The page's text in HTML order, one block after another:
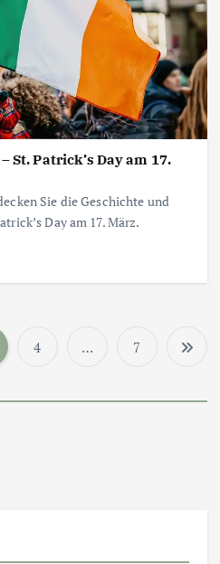
Patrick’s Day am 17.
Sie die Geschichte und
Day am 17. März.
e
4 … 7